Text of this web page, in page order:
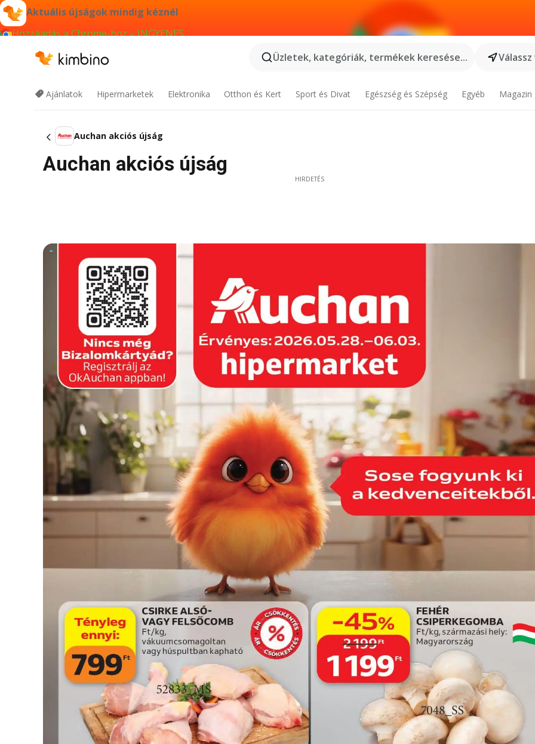
Aktuális újságok mindig kéznél
Hozzáadás a Chrome-hoz – INGYENES
Üzletek, kategóriák, termékek keresése...
Ajánlatok Hipermarketek Elektronika Otthon és Kert Sport és Divat Egészség és Szépség Egyéb Magazin
Auchan akciós újság
Auchan akciós újság
HIRDETÉS